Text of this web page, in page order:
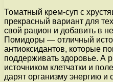
Томатный крем-суп с
прекрасный вариант для
свой рацион и добавить в
Помидоры — отличный
антиоксидантов, которые
поддерживать здоровье. А
источником клетчатки и
дарят организму энергию и